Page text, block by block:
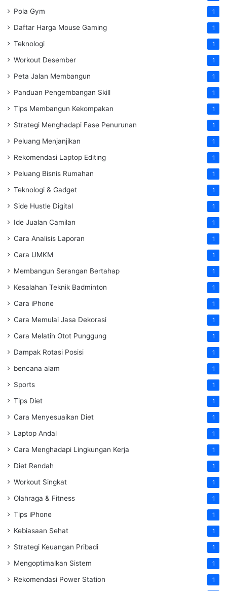
Pola Gym 1
Daftar Harga Mouse Gaming 1
Teknologi 1
Workout Desember 1
Peta Jalan Membangun 1
Panduan Pengembangan Skill 1
Tips Membangun Kekompakan 1
Strategi Menghadapi Fase Penurunan 1
Peluang Menjanjikan 1
Rekomendasi Laptop Editing 1
Peluang Bisnis Rumahan 1
Teknologi & Gadget 1
Side Hustle Digital 1
Ide Jualan Camilan 1
Cara Analisis Laporan 1
Cara UMKM 1
Membangun Serangan Bertahap 1
Kesalahan Teknik Badminton 1
Cara iPhone 1
Cara Memulai Jasa Dekorasi 1
Cara Melatih Otot Punggung 1
Dampak Rotasi Posisi 1
bencana alam 1
Sports 1
Tips Diet 1
Cara Menyesuaikan Diet 1
Laptop Andal 1
Cara Menghadapi Lingkungan Kerja 1
Diet Rendah 1
Workout Singkat 1
Olahraga & Fitness 1
Tips iPhone 1
Kebiasaan Sehat 1
Strategi Keuangan Pribadi 1
Mengoptimalkan Sistem 1
Rekomendasi Power Station 1